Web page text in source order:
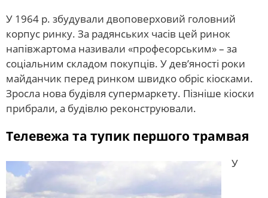
У 1964 р. збудували двоповерховий головний
корпус ринку. За радянських часів цей ринок
напівжартома називали «професорським» – за
соціальним складом покупців. У дев’яності роки
майданчик перед ринком швидко обріс кіосками.
Зросла нова будівля супермаркету. Пізніше кіоски
прибрали, а будівлю реконструювали.
Телевежа та тупик першого трамвая
У